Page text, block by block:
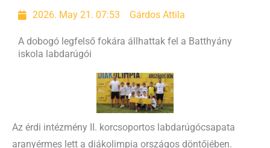
2026. May 21. 07:53 Gárdos Attila
A dobogó legfelső fokára állhattak fel a Batthyány
iskola labdarúgói
Az érdi intézmény II. korcsoportos labdarúgócsapata
aranyérmes lett a diákolimpia országos döntőjében.